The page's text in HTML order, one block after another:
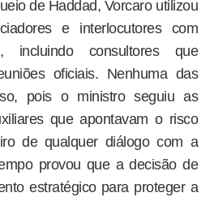
de Haddad, Vorcaro utilizou
e interlocutores com
incluindo consultores que
oficiais. Nenhuma das
pois o ministro seguiu as
que apontavam o risco
de qualquer diálogo com a
provou que a decisão de
estratégico para proteger a